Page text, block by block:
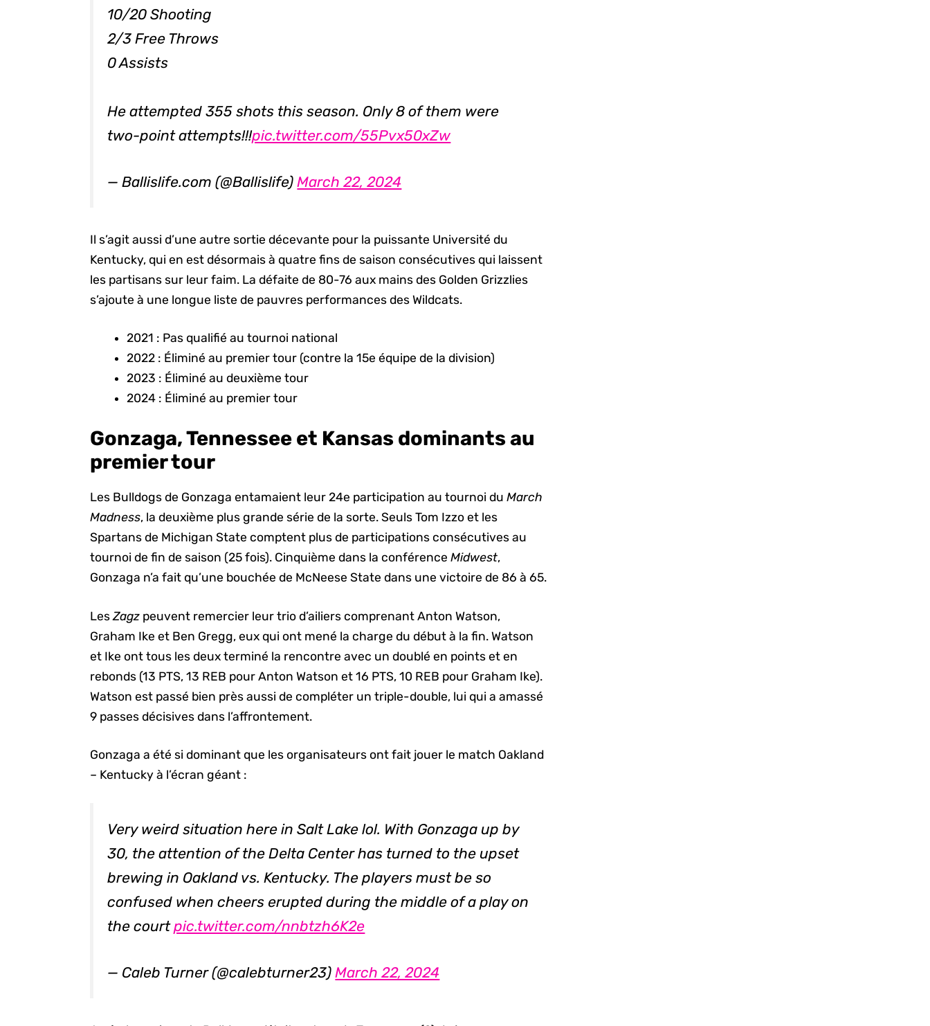
10/20 Shooting
2/3 Free Throws
0 Assists
He attempted 355 shots this season. Only 8 of them were
two-point attempts!!!pic.twitter.com/55Pvx50xZw
— Ballislife.com (@Ballislife)March 22, 2024
Il s’agit aussi d’une autre sortie décevante pour la puissante Université du
Kentucky, qui en est désormais à quatre fins de saison consécutives qui laissent
les partisans sur leur faim. La défaite de 80-76 aux mains des Golden Grizzlies
s’ajoute à une longue liste de pauvres performances des Wildcats.
2021 : Pas qualifié au tournoi national
2022 : Éliminé au premier tour (contre la 15e équipe de la division)
2023 : Éliminé au deuxième tour
2024 : Éliminé au premier tour
Gonzaga, Tennessee et Kansas dominants au
premier tour
Les Bulldogs de Gonzaga entamaient leur 24e participation au tournoi duMarch
Madness, la deuxième plus grande série de la sorte. Seuls Tom Izzo et les
Spartans de Michigan State comptent plus de participations consécutives au
tournoi de fin de saison (25 fois). Cinquième dans la conférenceMidwest,
Gonzaga n’a fait qu’une bouchée de McNeese State dans une victoire de 86 à 65.
LesZagz peuvent remercier leur trio d’ailiers comprenant Anton Watson,
Graham Ike et Ben Gregg, eux qui ont mené la charge du début à la fin. Watson
et Ike ont tous les deux terminé la rencontre avec un doublé en points et en
rebonds (13 PTS, 13 REB pour Anton Watson et 16 PTS, 10 REB pour Graham Ike).
Watson est passé bien près aussi de compléter un triple-double, lui qui a amassé
9 passes décisives dans l’affrontement.
Gonzaga a été si dominant que les organisateurs ont fait jouer le match Oakland
– Kentucky à l’écran géant :
Very weird situation here in Salt Lake lol. With Gonzaga up by
30, the attention of the Delta Center has turned to the upset
brewing in Oakland vs. Kentucky. The players must be so
confused when cheers erupted during the middle of a play on
the courtpic.twitter.com/nnbtzh6K2e
— Caleb Turner (@calebturner23)March 22, 2024